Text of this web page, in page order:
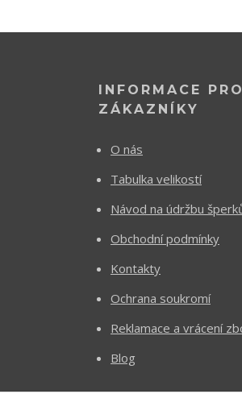
INFORMACE PRO
ZÁKAZNÍKY
O nás
Tabulka velikostí
Návod na údržbu
Obchodní podmínky
Kontakty
Ochrana soukromí
Reklamace a vrácení
Blog